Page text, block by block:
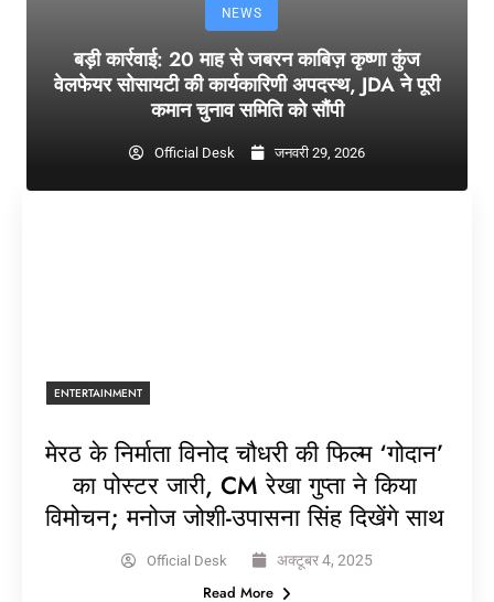
NEWS
बड़ी कार्रवाई: 20 माह से जबरन काबिज़ कृष्णा कुंज
वेलफेयर सोसायटी की कार्यकारिणी अपदस्थ, JDA ने पूरी
कमान चुनाव समिति को सौंपी
Official Desk जनवरी 29, 2026
ENTERTAINMENT
मेरठ के निर्माता विनोद चौधरी की फिल्म ‘गोदान’
का पोस्टर जारी, CM रेखा गुप्ता ने किया
विमोचन; मनोज जोशी-उपासना सिंह दिखेंगे साथ
Official Desk अक्टूबर 4, 2025
Read More